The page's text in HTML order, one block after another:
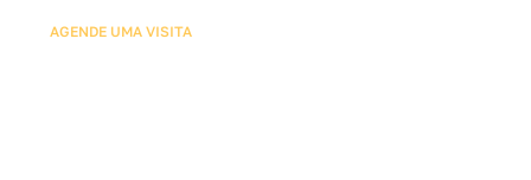
AGENDE UMA VISITA